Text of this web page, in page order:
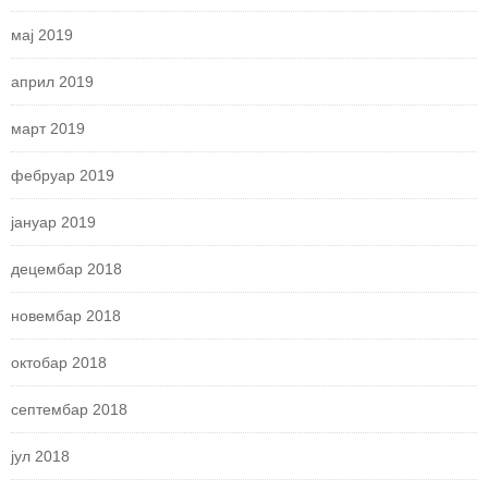
мај 2019
април 2019
март 2019
фебруар 2019
јануар 2019
децембар 2018
новембар 2018
октобар 2018
септембар 2018
јул 2018